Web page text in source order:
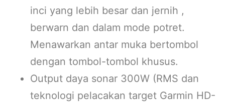
inci yang lebih besar dan jernih ,
berwarn dan dalam mode potret.
Menawarkan antar muka bertombol
dengan tombol-tombol khusus.
Output daya sonar 300W (RMS dan
teknologi pelacakan target Garmin HD-